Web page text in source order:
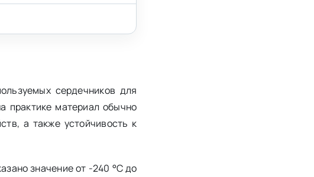
сердечников для
практике материал обычно
а также устойчивость к
значение от -240 °C до